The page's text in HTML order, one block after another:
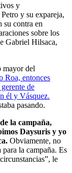
y
y su expareja,
su contra en
sobre los
Gabriel Hilsaca,
mayor del
Roa, entonces
de
él y Vásquez.
pasando.
la campaña,
Daysuris y yo
Obviamente, no
la campaña. Es
le